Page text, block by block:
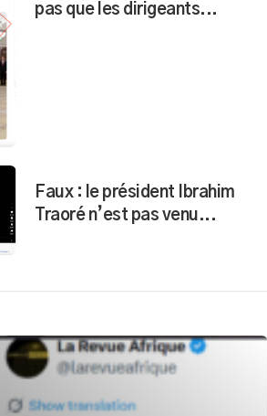
pas que les dirigeants...
Faux : le président Ibrahim
Traoré n’est pas venu...